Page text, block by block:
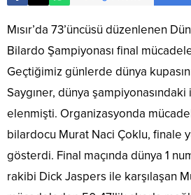
Mısır’da 73’üncüsü düzenlenen
Bilardo Şampiyonası final
Geçtiğimiz günlerde dünya
Saygıner, dünya
elenmişti. Organizasyonda
bilardocu Murat Naci Çoklu, finale
gösterdi. Final maçında dünya 1
rakibi Dick Jaspers ile karşılaşan